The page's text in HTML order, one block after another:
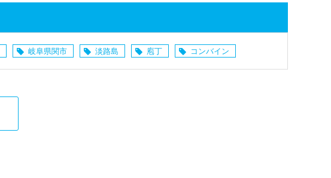
岐阜県関市 淡路島 庖丁 コンバイン